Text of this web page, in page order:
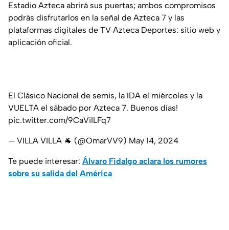
Estadio Azteca abrirá sus puertas; ambos compromisos
podrás disfrutarlos en la señal de Azteca 7 y las
plataformas digitales de TV Azteca Deportes: sitio web y
aplicación oficial.
El Clásico Nacional de semis, la IDA el miércoles y la
VUELTA el sábado por Azteca 7. Buenos días!
pic.twitter.com/9CaViILFq7
— VILLA VILLA 🐐 (@OmarVV9) May 14, 2024
Te puede interesar: Álvaro Fidalgo aclara los rumores
sobre su salida del América